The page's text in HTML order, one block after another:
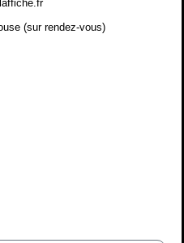
(sur rendez-vous)